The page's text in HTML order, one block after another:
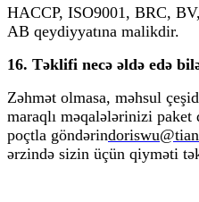
HACCP, ISO9001, BRC,
AB qeydiyyatına malikdir.
16. Təklifi necə əldə edə
Zəhmət olmasa, məhsul
maraqlı məqalələrinizi paket
poçtla göndərin
ərzində sizin üçün qiyməti